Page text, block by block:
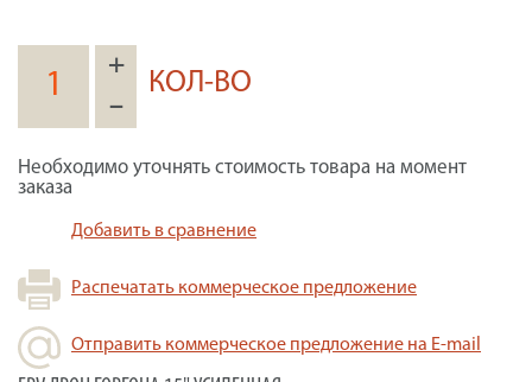
+
–
КОЛ-ВО
Необходимо уточнять стоимость товара на момент
заказа
Добавить в сравнение
Распечатать коммерческое предложение
Отправить коммерческое предложение на E-mail